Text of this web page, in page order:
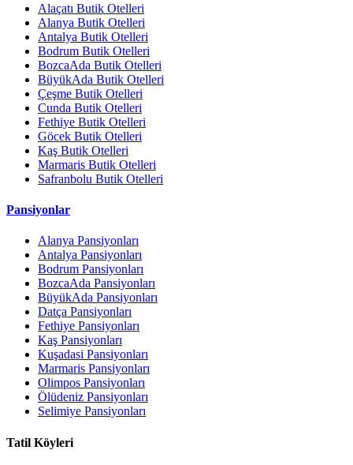
Alaçatı Butik Otelleri
Alanya Butik Otelleri
Antalya Butik Otelleri
Bodrum Butik Otelleri
BozcaAda Butik Otelleri
BüyükAda Butik Otelleri
Çeşme Butik Otelleri
Cunda Butik Otelleri
Fethiye Butik Otelleri
Göcek Butik Otelleri
Kaş Butik Otelleri
Marmaris Butik Otelleri
Safranbolu Butik Otelleri
Pansiyonlar
Alanya Pansiyonları
Antalya Pansiyonları
Bodrum Pansiyonları
BozcaAda Pansiyonları
BüyükAda Pansiyonları
Datça Pansiyonları
Fethiye Pansiyonları
Kaş Pansiyonları
Kuşadasi Pansiyonları
Marmaris Pansiyonları
Olimpos Pansiyonları
Ölüdeniz Pansiyonları
Selimiye Pansiyonları
Tatil Köyleri